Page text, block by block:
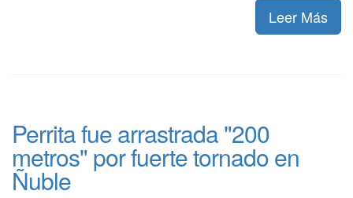
Leer Más
Perrita fue arrastrada "200
metros" por fuerte tornado en
Ñuble